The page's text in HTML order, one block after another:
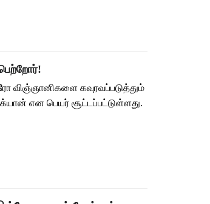
விஞ்ஞானிகளை கவுரவப்படுத்தும்
என பெயர் சூட்டப்பட்டுள்ளது.